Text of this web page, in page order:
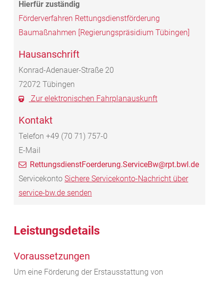
Förderverfahren Rettungsdienstförderung
Baumaßnahmen [Regierungspräsidium Tübingen]
Hausanschrift
Konrad-Adenauer-Straße 20
72072 Tübingen
Zur elektronischen Fahrplanauskunft
Kontakt
Telefon +49 (70 71) 757-0
E-Mail
RettungsdienstFoerderung.ServiceBw@rpt.bwl.de
Servicekonto Sichere Servicekonto-Nachricht über
service-bw.de senden
Leistungsdetails
Voraussetzungen
Um eine Förderung der Erstausstattung von